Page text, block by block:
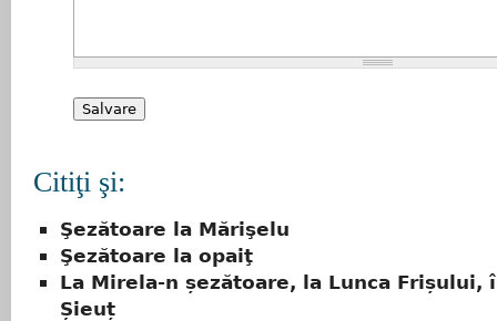
Citiţi şi:
Şezătoare la Mărişelu
Şezătoare la opaiţ
La Mirela-n șezătoare, la Lunca Frișului,
Șieuț